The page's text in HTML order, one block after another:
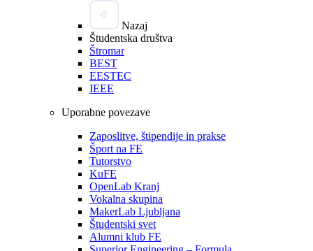
Nazaj
Študentska društva
Štromar
BEST
EESTEC
IEEE
Uporabne povezave
Zaposlitve, štipendije in prakse
Šport na FE
Tutorstvo
KuFE
OpenLab Kranj
Vokalna skupina
MakerLab Ljubljana
Študentski svet
Alumni klub FE